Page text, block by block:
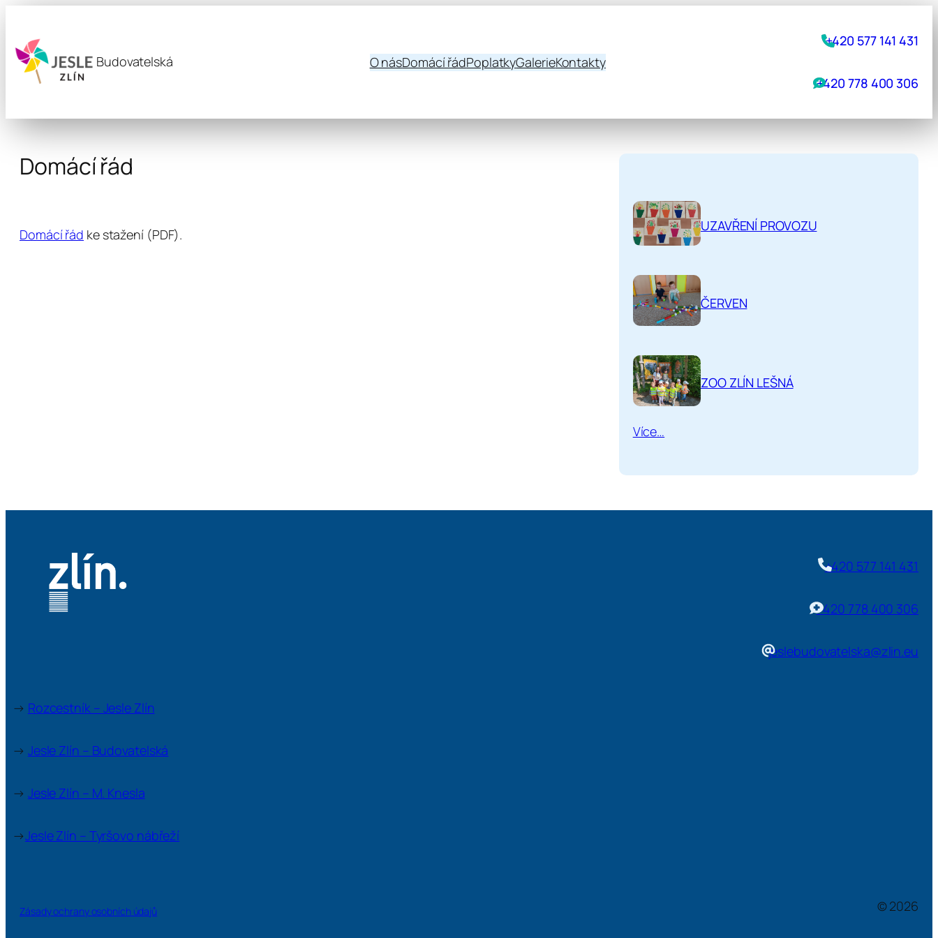
obsah
Budovatelská
O násDomácí řádPoplatkyGalerieKontakty
+420 577 141 431
+420 778 400 306
Domácí řád
Domácí řád ke stažení (PDF).
UZAVŘENÍ PROVOZU
ČERVEN
ZOO ZLÍN LEŠNÁ
Více…
+420 577 141 431
+420 778 400 306
jeslebudovatelska@zlin.eu
→ Rozcestník – Jesle Zlín
→ Jesle Zlín – Budovatelská
→ Jesle Zlín – M. Knesla
→Jesle Zlín – Tyršovo nábřeží
Zásady ochrany osobních údajů © 2026